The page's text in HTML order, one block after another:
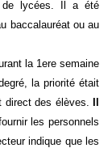
de lycées. Il a été
baccalauréat ou au
la 1ere semaine
la priorité était
direct des élèves.
les personnels
indique que les